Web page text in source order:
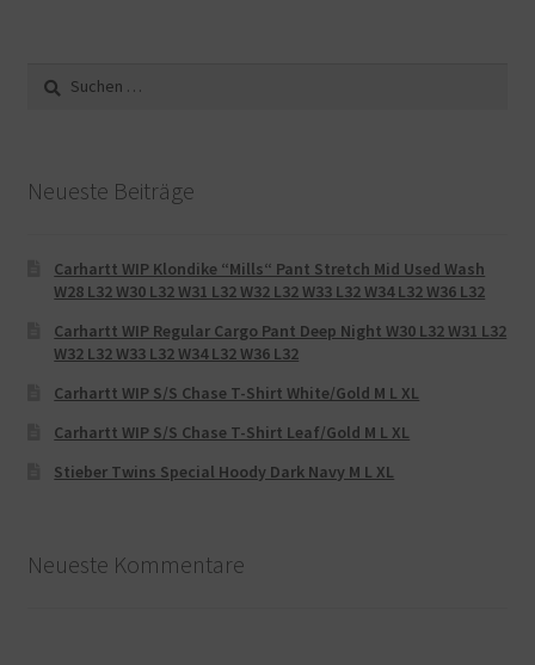
Suche
nach:
Neueste Beiträge
Carhartt WIP Klondike “Mills“ Pant Stretch Mid Used Wash
W28 L32 W30 L32 W31 L32 W32 L32 W33 L32 W34 L32 W36 L32
Carhartt WIP Regular Cargo Pant Deep Night W30 L32 W31 L32
W32 L32 W33 L32 W34 L32 W36 L32
Carhartt WIP S/S Chase T-Shirt White/Gold M L XL
Carhartt WIP S/S Chase T-Shirt Leaf/Gold M L XL
Stieber Twins Special Hoody Dark Navy M L XL
Neueste Kommentare